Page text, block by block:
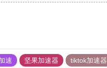
速 坚果加速器 tiktok加速器